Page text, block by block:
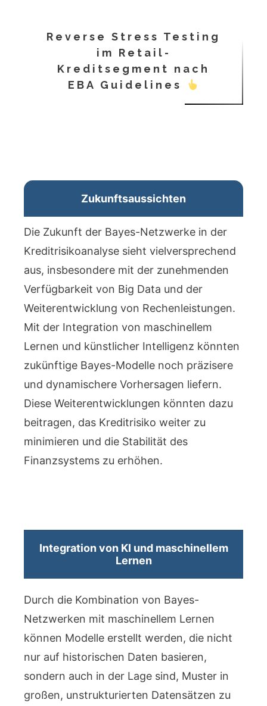
Reverse Stress Testing
im Retail-
Kreditsegment nach
EBA Guidelines
Zukunftsaussichten
Die Zukunft der Bayes-Netzwerke in der
Kreditrisikoanalyse sieht vielversprechend
aus, insbesondere mit der zunehmenden
Verfügbarkeit von Big Data und der
Weiterentwicklung von Rechenleistungen.
Mit der Integration von maschinellem
Lernen und künstlicher Intelligenz könnten
zukünftige Bayes-Modelle noch präzisere
und dynamischere Vorhersagen liefern.
Diese Weiterentwicklungen könnten dazu
beitragen, das Kreditrisiko weiter zu
minimieren und die Stabilität des
Finanzsystems zu erhöhen.
Integration von KI und maschinellem
Lernen
Durch die Kombination von Bayes-
Netzwerken mit maschinellem Lernen
können Modelle erstellt werden, die nicht
nur auf historischen Daten basieren,
sondern auch in der Lage sind, Muster in
großen, unstrukturierten Datensätzen zu